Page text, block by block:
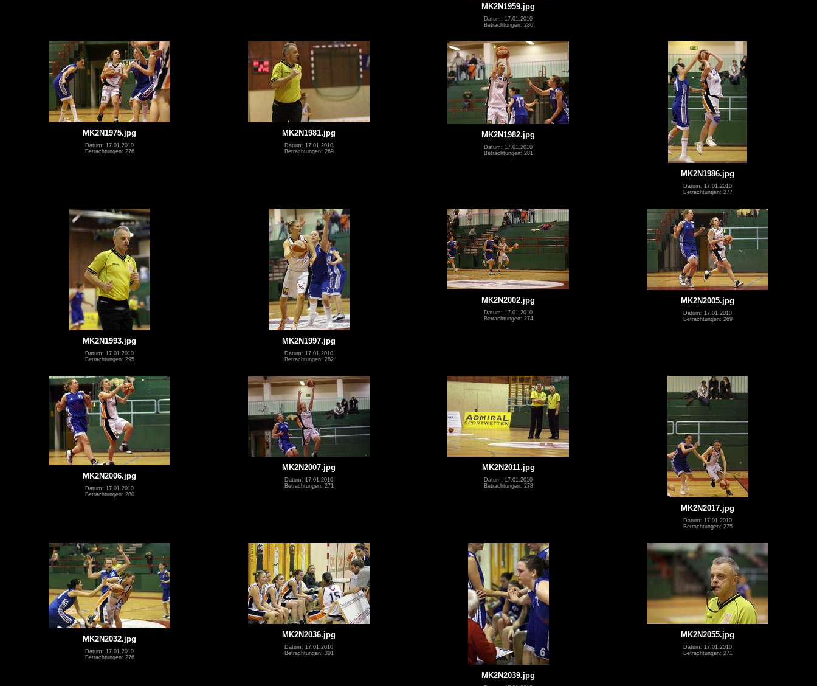
MK2N1959.jpg
Datum: 17.01.2010
Betrachtungen: 286
MK2N1975.jpg
Datum: 17.01.2010
Betrachtungen: 276
MK2N1981.jpg
Datum: 17.01.2010
Betrachtungen: 269
MK2N1982.jpg
Datum: 17.01.2010
Betrachtungen: 281
MK2N1986.jpg
Datum: 17.01.2010
Betrachtungen: 277
MK2N1993.jpg
Datum: 17.01.2010
Betrachtungen: 295
MK2N1997.jpg
Datum: 17.01.2010
Betrachtungen: 282
MK2N2002.jpg
Datum: 17.01.2010
Betrachtungen: 274
MK2N2005.jpg
Datum: 17.01.2010
Betrachtungen: 269
MK2N2006.jpg
Datum: 17.01.2010
Betrachtungen: 280
MK2N2007.jpg
Datum: 17.01.2010
Betrachtungen: 271
MK2N2011.jpg
Datum: 17.01.2010
Betrachtungen: 278
MK2N2017.jpg
Datum: 17.01.2010
Betrachtungen: 275
MK2N2032.jpg
Datum: 17.01.2010
Betrachtungen: 276
MK2N2036.jpg
Datum: 17.01.2010
Betrachtungen: 301
MK2N2039.jpg
MK2N2055.jpg
Datum: 17.01.2010
Betrachtungen: 271